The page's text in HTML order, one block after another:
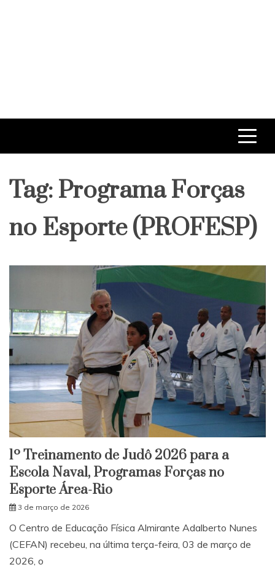
Tag: Programa Forças
no Esporte (PROFESP)
1º Treinamento de Judô 2026 para a
Escola Naval, Programas Forças no
Esporte Área-Rio
3 de março de 2026
O Centro de Educação Física Almirante Adalberto Nunes
(CEFAN) recebeu, na última terça-feira, 03 de março de
2026, o